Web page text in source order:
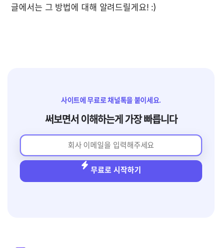
글에서는 그 방법에 대해 알려드릴게요! :)
사이트에 무료로 채널톡을 붙이세요.
써보면서 이해하는게 가장 빠릅니다
무료로 시작하기